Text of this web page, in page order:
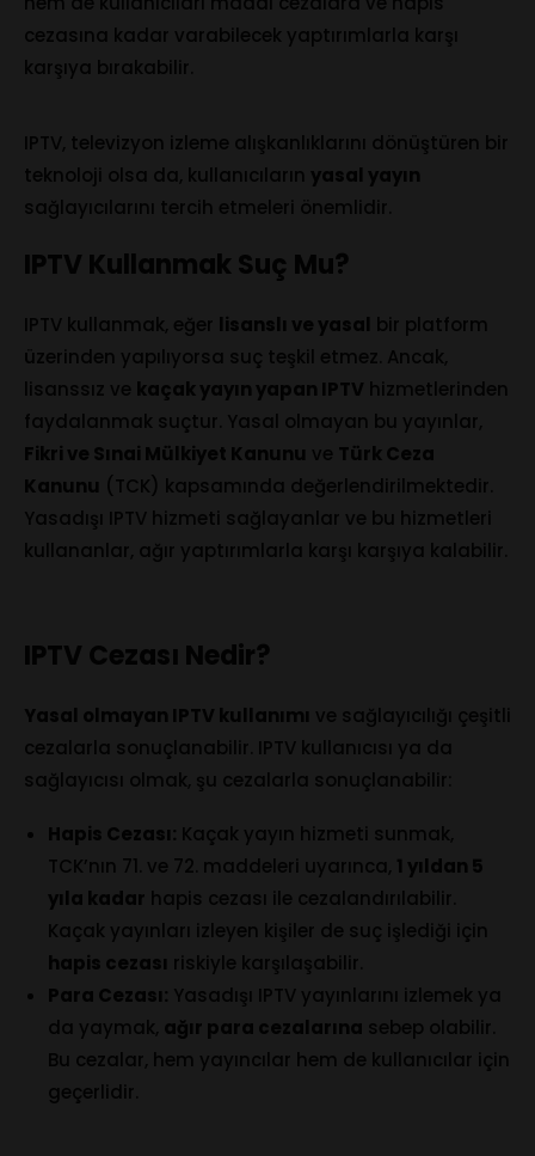
cezasına kadar varabilecek yaptırımlarla karşı
karşıya bırakabilir.
IPTV, televizyon izleme alışkanlıklarını dönüştüren bir
teknoloji olsa da, kullanıcıların yasal yayın
sağlayıcılarını tercih etmeleri önemlidir.
IPTV Kullanmak Suç Mu?
IPTV kullanmak, eğer lisanslı ve yasal bir platform
üzerinden yapılıyorsa suç teşkil etmez. Ancak,
lisanssız ve kaçak yayın yapan IPTV hizmetlerinden
faydalanmak suçtur. Yasal olmayan bu yayınlar,
Fikri ve Sınai Mülkiyet Kanunu ve Türk Ceza
Kanunu (TCK) kapsamında değerlendirilmektedir.
Yasadışı IPTV hizmeti sağlayanlar ve bu hizmetleri
kullananlar, ağır yaptırımlarla karşı karşıya kalabilir.
IPTV Cezası Nedir?
Yasal olmayan IPTV kullanımı ve sağlayıcılığı çeşitli
cezalarla sonuçlanabilir. IPTV kullanıcısı ya da
sağlayıcısı olmak, şu cezalarla sonuçlanabilir:
Hapis Cezası: Kaçak yayın hizmeti sunmak,
TCK’nın 71. ve 72. maddeleri uyarınca, 1 yıldan 5
yıla kadar hapis cezası ile cezalandırılabilir.
Kaçak yayınları izleyen kişiler de suç işlediği için
hapis cezası riskiyle karşılaşabilir.
Para Cezası: Yasadışı IPTV yayınlarını izlemek ya
da yaymak, ağır para cezalarına sebep olabilir.
Bu cezalar, hem yayıncılar hem de kullanıcılar için
geçerlidir.